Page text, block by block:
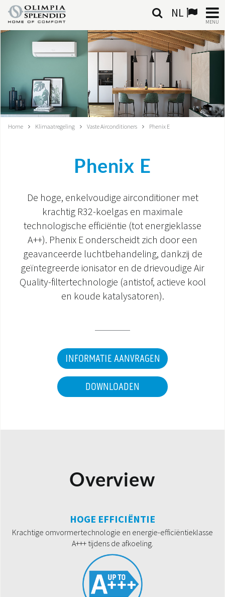
NL
MENU
NEDERLANDSE
KLIMAATREGELING
VERWARMING
GEÏNTEGREERDE SYSTEMEN
DOCUMENTATIE PRODUCTEN
Home Klimaatregeling Vaste Airconditioners Phenix E
Phenix E
De hoge, enkelvoudige airconditioner met
krachtig R32-koelgas en maximale
technologische efficiëntie (tot energieklasse
A++). Phenix E onderscheidt zich door een
geavanceerde luchtbehandeling, dankzij de
geïntegreerde ionisator en de drievoudige Air
Quality-filtertechnologie (antistof, actieve kool
en koude katalysatoren).
INFORMATIE AANVRAGEN
DOWNLOADEN
Overview
HOGE EFFICIËNTIE
Krachtige omvormertechnologie en energie-efficiëntieklasse
A+++ tijdens de afkoeling.